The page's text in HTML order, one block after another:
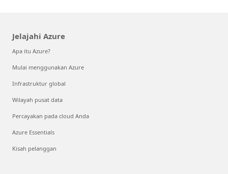
Jelajahi Azure
Apa itu Azure?
Mulai menggunakan Azure
Infrastruktur global
Wilayah pusat data
Percayakan pada cloud Anda
Azure Essentials
Kisah pelanggan